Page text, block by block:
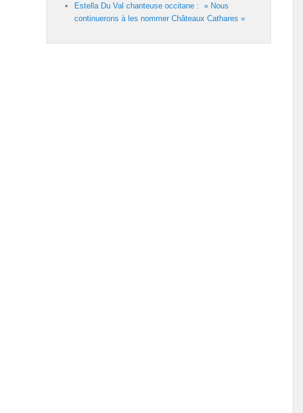
Estella Du Val chanteuse occitane : » Nous
continuerons à les nommer Châteaux Cathares «